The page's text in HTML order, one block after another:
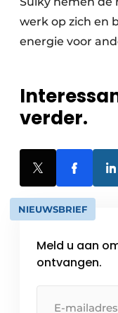
werk op zich en
energie voor
verder.
NIEUWSBRIEF
Meld u aan
ontvangen.